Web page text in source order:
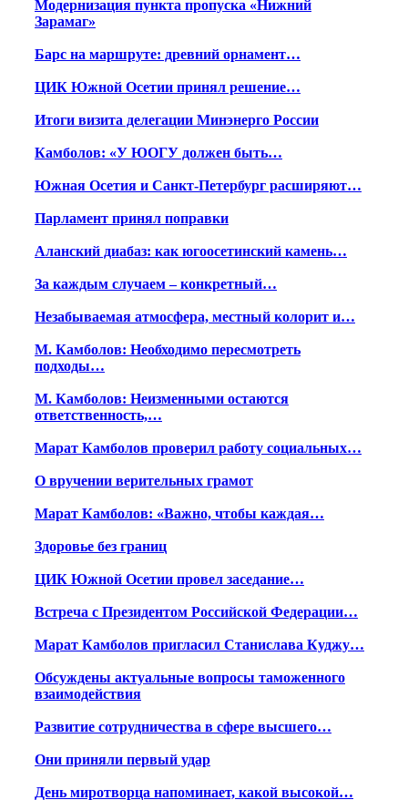
Модернизация пункта пропуска «Нижний
Зарамаг»
Барс на маршруте: древний орнамент…
ЦИК Южной Осетии принял решение…
Итоги визита делегации Минэнерго России
Камболов: «У ЮОГУ должен быть…
Южная Осетия и Санкт-Петербург расширяют…
Парламент принял поправки
Аланский диабаз: как югоосетинский камень…
За каждым случаем – конкретный…
Незабываемая атмосфера, местный колорит и…
М. Камболов: Необходимо пересмотреть
подходы…
М. Камболов: Неизменными остаются
ответственность,…
Марат Камболов проверил работу социальных…
О вручении верительных грамот
Марат Камболов: «Важно, чтобы каждая…
Здоровье без границ
ЦИК Южной Осетии провел заседание…
Встреча с Президентом Российской Федерации…
Марат Камболов пригласил Станислава Куджу…
Обсуждены актуальные вопросы таможенного
взаимодействия
Развитие сотрудничества в сфере высшего…
Они приняли первый удар
День миротворца напоминает, какой высокой…